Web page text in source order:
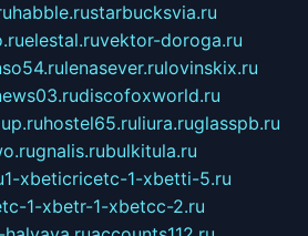
habble.rustarbucksvia.ru
elestal.ruvektor-doroga.ru
lenasever.rulovinskix.ru
discofoxworld.ru
hostel65.ruliura.ruglasspb.ru
gnalis.rubulkitula.ru
1-xbeticricetc-1-xbetti-5.ru
1-xbetr-1-xbetcc-2.ru